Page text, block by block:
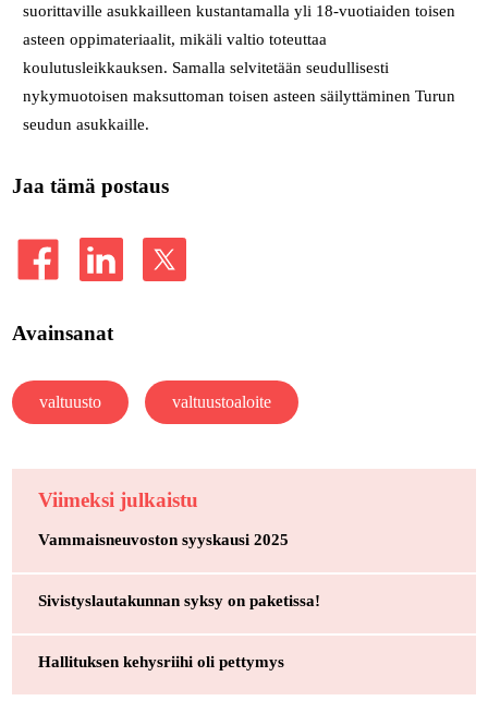
suorittaville asukkailleen kustantamalla yli 18-vuotiaiden toisen
asteen oppimateriaalit, mikäli valtio toteuttaa
koulutusleikkauksen. Samalla selvitetään seudullisesti
nykymuotoisen maksuttoman toisen asteen säilyttäminen Turun
seudun asukkaille.
Jaa tämä postaus
Avainsanat
valtuusto valtuustoaloite
Viimeksi julkaistu
Vammaisneuvoston syyskausi 2025
Sivistyslautakunnan syksy on paketissa!
Hallituksen kehysriihi oli pettymys